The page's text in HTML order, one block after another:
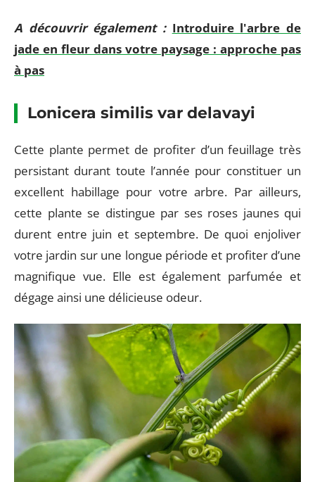
A découvrir également : Introduire l'arbre de
jade en fleur dans votre paysage : approche pas
à pas
Lonicera similis var delavayi
Cette plante permet de profiter d’un feuillage très
persistant durant toute l’année pour constituer un
excellent habillage pour votre arbre. Par ailleurs,
cette plante se distingue par ses roses jaunes qui
durent entre juin et septembre. De quoi enjoliver
votre jardin sur une longue période et profiter d’une
magnifique vue. Elle est également parfumée et
dégage ainsi une délicieuse odeur.